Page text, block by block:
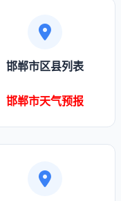
邯郸市区县列表
邯郸市天气预报